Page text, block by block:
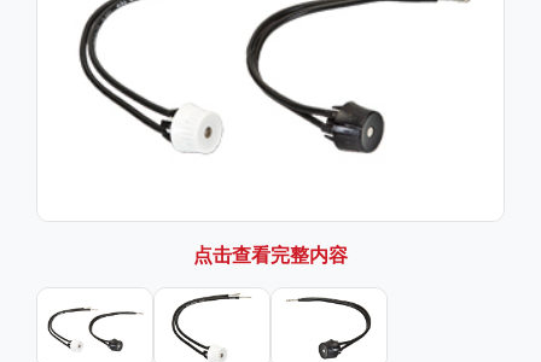
点击查看完整内容